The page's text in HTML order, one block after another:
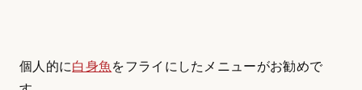
個人的に白身魚 をフライにしたメニューがお勧めで